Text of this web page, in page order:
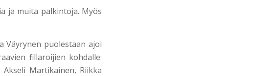
ja muita palkintoja. Myös
Väyrynen puolestaan ajoi
fillaroijien kohdalle:
Martikainen, Riikka